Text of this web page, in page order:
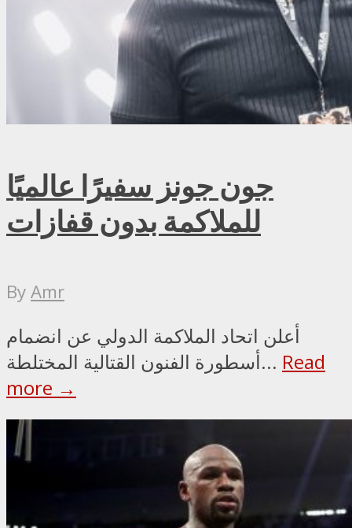
جون جونز سفيرًا عالميًا
للملاكمة بدون قفازات
ByAmr
أعلن اتحاد الملاكمة الدولي عن انضمام
أسطورة الفنون القتالية المختلطة... Read
more →